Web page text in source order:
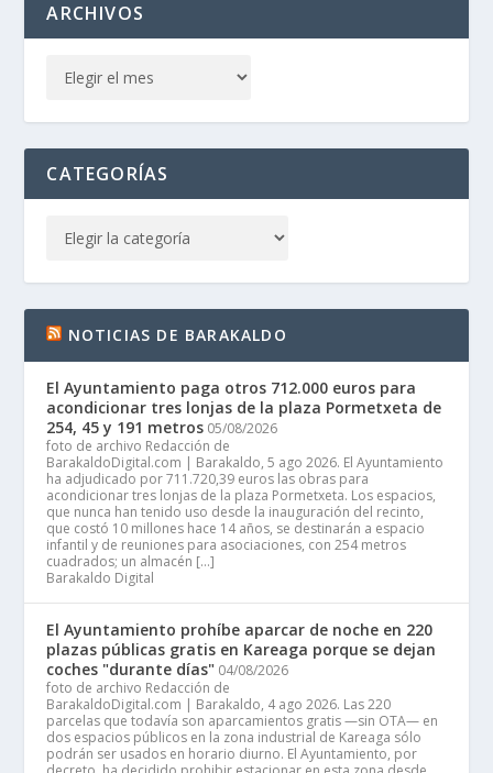
ARCHIVOS
CATEGORÍAS
NOTICIAS DE BARAKALDO
El Ayuntamiento paga otros 712.000 euros para
acondicionar tres lonjas de la plaza Pormetxeta de
254, 45 y 191 metros 05/08/2026
foto de archivo Redacción de
BarakaldoDigital.com | Barakaldo, 5 ago 2026. El Ayuntamiento
ha adjudicado por 711.720,39 euros las obras para
acondicionar tres lonjas de la plaza Pormetxeta. Los espacios,
que nunca han tenido uso desde la inauguración del recinto,
que costó 10 millones hace 14 años, se destinarán a espacio
infantil y de reuniones para asociaciones, con 254 metros
cuadrados; un almacén […]
Barakaldo Digital
El Ayuntamiento prohíbe aparcar de noche en 220
plazas públicas gratis en Kareaga porque se dejan
coches "durante días" 04/08/2026
foto de archivo Redacción de
BarakaldoDigital.com | Barakaldo, 4 ago 2026. Las 220
parcelas que todavía son aparcamientos gratis —sin OTA— en
dos espacios públicos en la zona industrial de Kareaga sólo
podrán ser usados en horario diurno. El Ayuntamiento, por